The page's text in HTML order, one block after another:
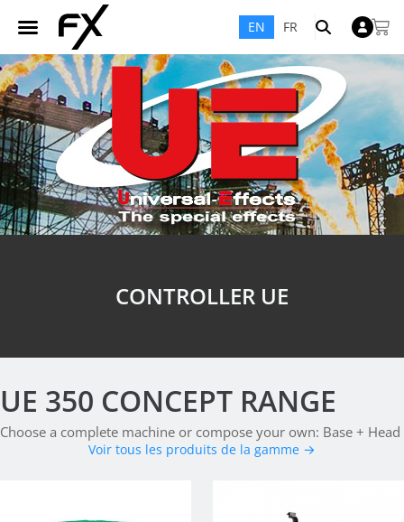
EN FR
CONTROLLER UE
UE 350 CONCEPT RANGE
Choose a complete machine or compose your own: Base + Head
Voir tous les produits de la gamme →